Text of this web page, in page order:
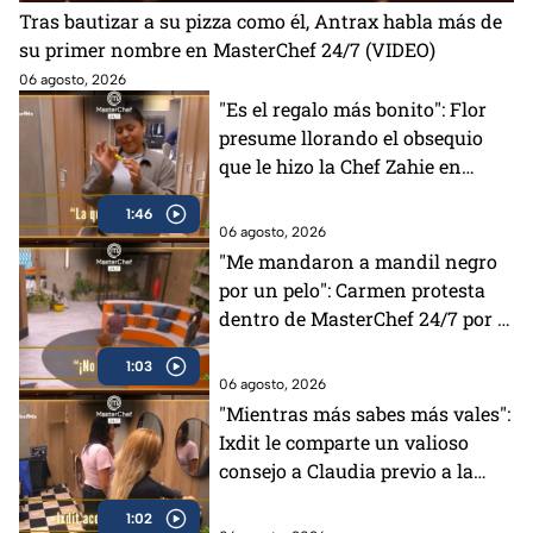
Tras bautizar a su pizza como él, Antrax habla más de
su primer nombre en MasterChef 24/7 (VIDEO)
06 agosto, 2026
1:46
"Es el regalo más bonito": Flor
presume llorando el obsequio
que le hizo la Chef Zahie en
06 agosto, 2026
1:03
"Me mandaron a mandil negro
por un pelo": Carmen protesta
dentro de MasterChef 24/7 por la
06 agosto, 2026
1:02
"Mientras más sabes más vales":
Ixdit le comparte un valioso
consejo a Claudia previo a la